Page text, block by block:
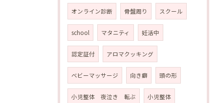
オンライン診断 骨盤周り スクール
school マタニティ 妊活中
認定証付 アロマクッキング
ベビーマッサージ 向き癖 頭の形
小児整体 夜泣き 転ぶ 小児整体